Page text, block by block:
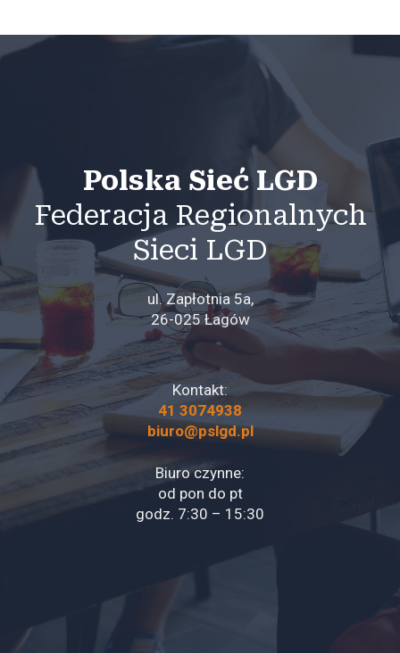
Polska Sieć LGD
Federacja Regionalnych
Sieci LGD
ul. Zapłotnia 5a,
26-025 Łagów
Kontakt:
41 3074938
biuro@pslgd.pl
Biuro czynne:
od pon do pt
godz. 7:30 – 15:30